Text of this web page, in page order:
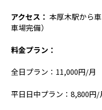
アクセス： 本厚木駅から
車場完備）
料金プラン：
全日プラン：11,000円/月
平日日中プラン：8,800円/